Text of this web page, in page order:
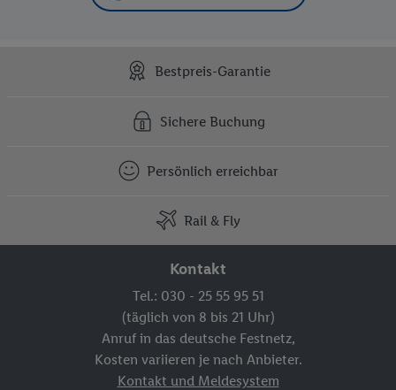
Bestpreis-Garantie
Sichere Buchung
Persönlich erreichbar
Rail & Fly
Kontakt
Tel.: 030 - 25 55 95 51
(täglich von 8 bis 21 Uhr)
Anruf in das deutsche Festnetz,
Kosten variieren je nach Anbieter.
Kontakt und Meldesystem